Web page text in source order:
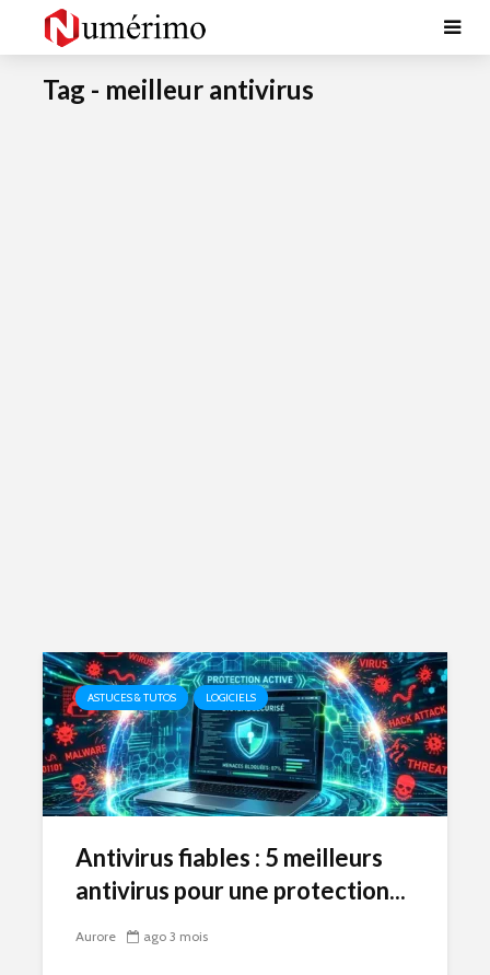
Tag - meilleur antivirus
ASTUCES & TUTOS LOGICIELS
Antivirus fiables : 5 meilleurs
antivirus pour une protection...
Aurore ago 3 mois